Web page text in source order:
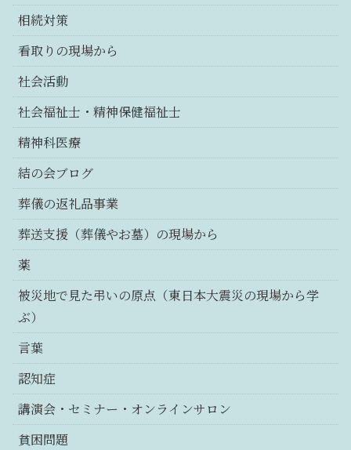
相続対策
看取りの現場から
社会活動
社会福祉士・精神保健福祉士
精神科医療
結の会ブログ
葬儀の返礼品事業
葬送支援（葬儀やお墓）の現場から
薬
被災地で見た弔いの原点（東日本大震災の現場から学
ぶ）
言葉
認知症
講演会・セミナー・オンラインサロン
貧困問題